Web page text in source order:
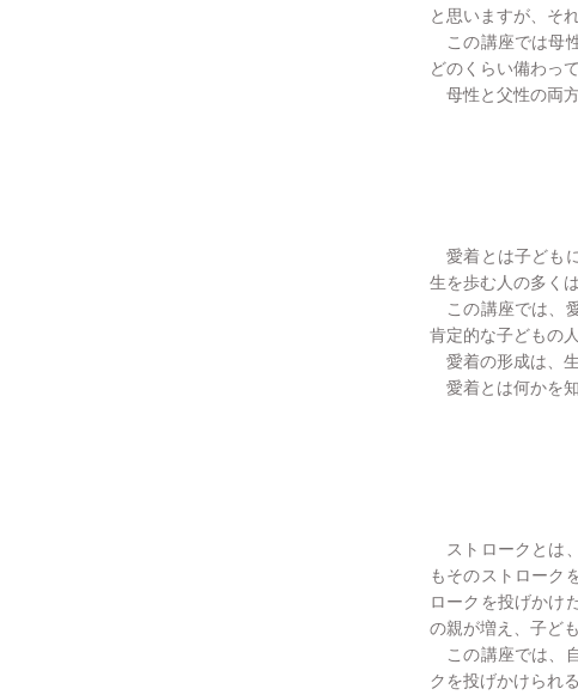
と思いますが、そ
この講座では母
どのくらい備わっ
母性と父性の両
愛着とは子ども
生を歩む人の多く
この講座では、
肯定的な子どもの
愛着の形成は、
愛着とは何かを
ストロークとは
もそのストローク
ロークを投げかけ
の親が増え、子ど
この講座では、
クを投げかけられ